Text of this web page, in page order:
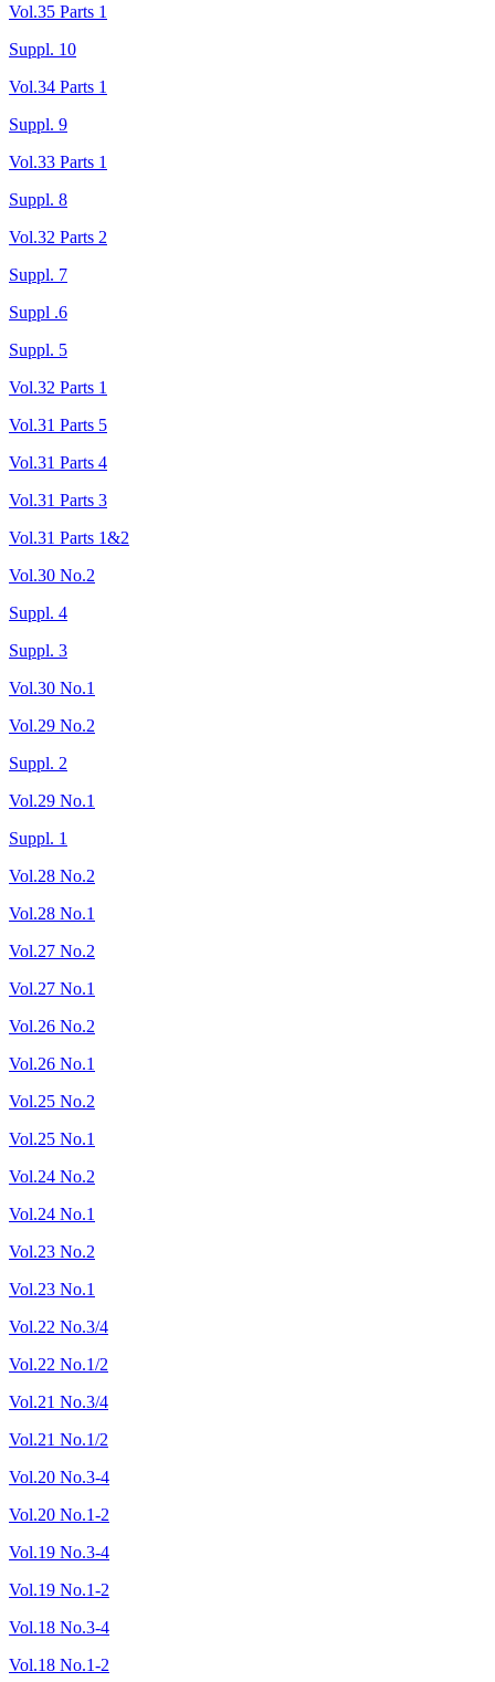
Vol.35 Parts 1
Suppl. 10
Vol.34 Parts 1
Suppl. 9
Vol.33 Parts 1
Suppl. 8
Vol.32 Parts 2
Suppl. 7
Suppl .6
Suppl. 5
Vol.32 Parts 1
Vol.31 Parts 5
Vol.31 Parts 4
Vol.31 Parts 3
Vol.31 Parts 1&2
Vol.30 No.2
Suppl. 4
Suppl. 3
Vol.30 No.1
Vol.29 No.2
Suppl. 2
Vol.29 No.1
Suppl. 1
Vol.28 No.2
Vol.28 No.1
Vol.27 No.2
Vol.27 No.1
Vol.26 No.2
Vol.26 No.1
Vol.25 No.2
Vol.25 No.1
Vol.24 No.2
Vol.24 No.1
Vol.23 No.2
Vol.23 No.1
Vol.22 No.3/4
Vol.22 No.1/2
Vol.21 No.3/4
Vol.21 No.1/2
Vol.20 No.3-4
Vol.20 No.1-2
Vol.19 No.3-4
Vol.19 No.1-2
Vol.18 No.3-4
Vol.18 No.1-2